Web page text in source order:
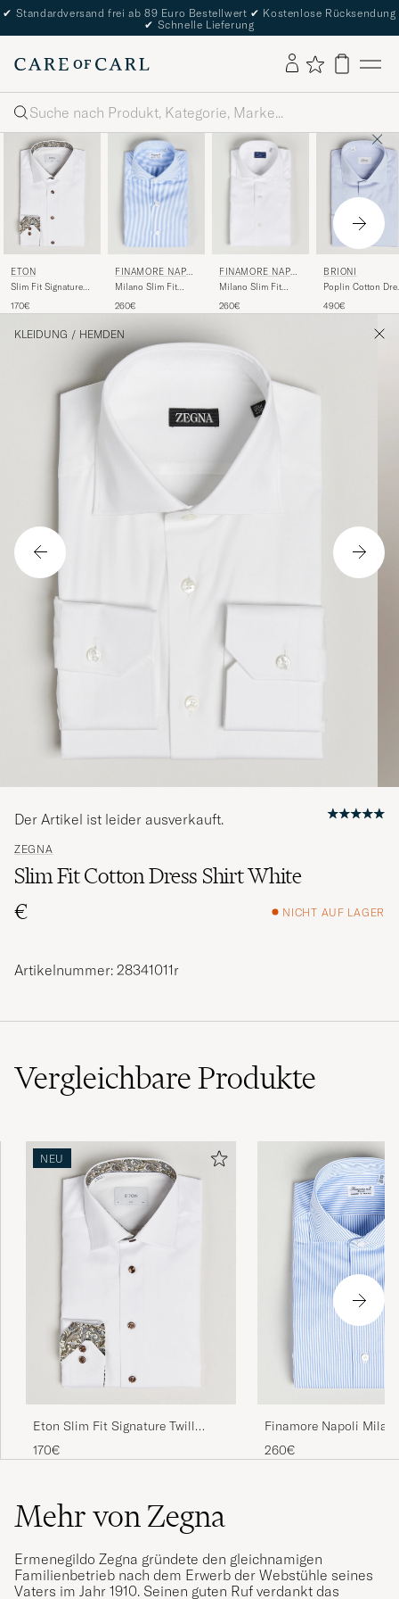
✔ Standardversand frei ab 89 Euro Bestellwert ✔ Kostenlose Rücksendung
✔ Schnelle Lieferung
Suche
ETON
Slim Fit Signature
White
170€
FINAMORE NAPO
LI
Milano Slim Fit
260€
FINAMORE NAPO
LI
Milano Slim Fit
260€
BRIONI
Poplin Cotton
490€
KLEIDUNG / HEMDEN
ZEGNA
Slim Fit Cotton Dress Shirt White
€
NICHT AUF LAGER
Der Artikel ist leider ausverkauft.
Artikelnummer: 28341011r
VergleichbareProdukte
NEU
Eton Slim Fit Signature Twill
Contrast Shirt White
170€
Finamore Napoli
Classic Shirt Blue
260€
Mehr von Zegna
Ermenegildo Zegna gründete den gleichnamigen
Familienbetrieb nach dem Erwerb der Webstühle seines
Vaters im Jahr 1910. Seinen guten Ruf verdankt das